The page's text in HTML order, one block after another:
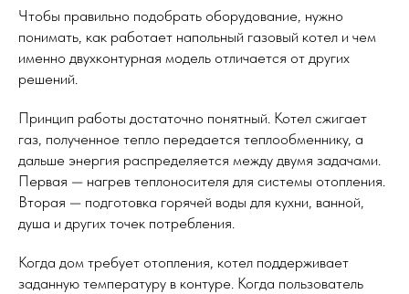
Чтобы правильно подобрать оборудование, нужно
понимать, как работает напольный газовый котел и чем
именно двухконтурная модель отличается от других
решений.
Принцип работы достаточно понятный. Котел сжигает
газ, полученное тепло передается теплообменнику, а
дальше энергия распределяется между двумя задачами.
Первая — нагрев теплоносителя для системы отопления.
Вторая — подготовка горячей воды для кухни, ванной,
душа и других точек потребления.
Когда дом требует отопления, котел поддерживает
заданную температуру в контуре. Когда пользователь